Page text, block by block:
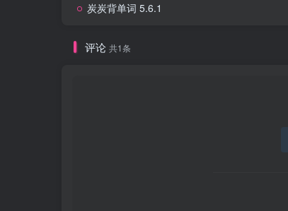
炭炭背单词 5.6.1
评论 共1条